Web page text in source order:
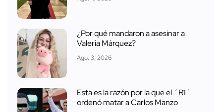
¿Por qué mandaron a asesinar a
Valeria Márquez?
Ago. 3, 2026
Esta es la razón por la que el ´R1´
ordenó matar a Carlos Manzo